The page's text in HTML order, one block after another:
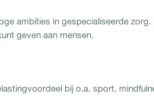
ambities in gespecialiseerde zorg.
geven aan mensen.
bij o.a. sport,